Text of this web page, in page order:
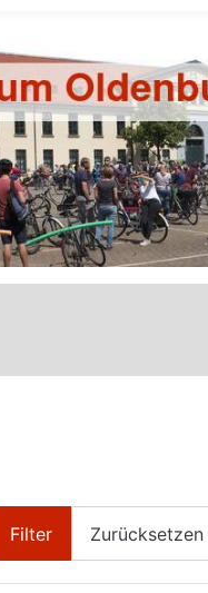
Filter Zurücksetzen